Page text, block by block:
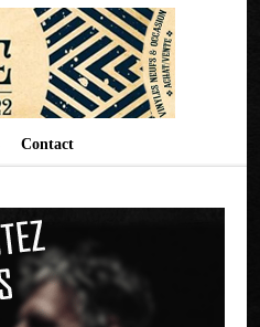
Contact